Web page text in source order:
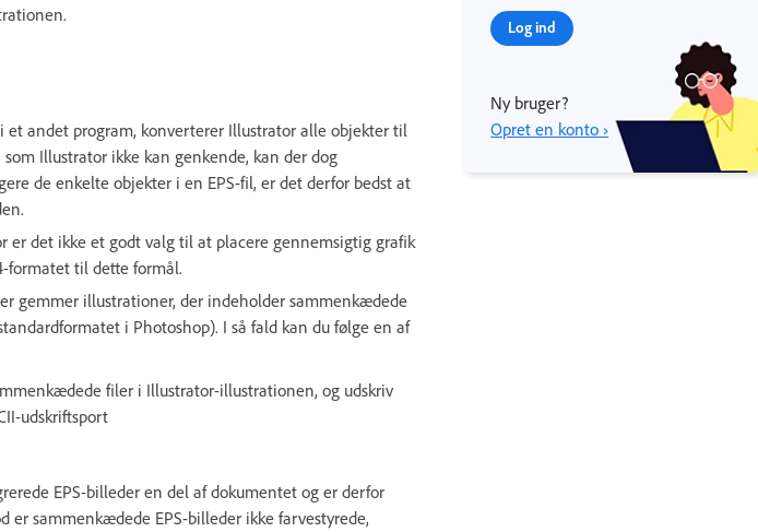
et andet program, konverterer Illustrator alle objekter til
Illustrator ikke kan genkende, kan der dog
de enkelte objekter i en EPS-fil, er det derfor bedst at
er det ikke et godt valg til at placere gennemsigtig grafik
formatet til dette formål.
gemmer illustrationer, der indeholder sammenkædede
i Photoshop). I så fald kan du følge en af
filer i Illustrator-illustrationen, og udskriv
udskriftsport
EPS-billeder en del af dokumentet og er derfor
er sammenkædede EPS-billeder ikke farvestyrede,
Log ind
Ny bruger?
Opret en konto ›